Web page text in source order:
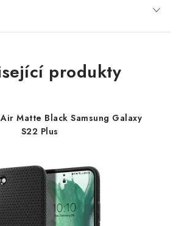
produkty
Matte Black Samsung Galaxy
S22 Plus